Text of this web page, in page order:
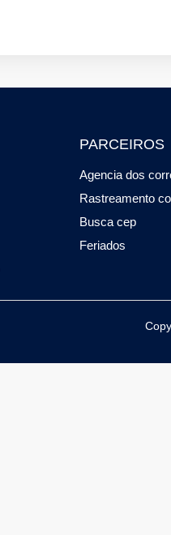
PARCEIROS
Agencia dos
Rastreamento
Busca cep
Feriados